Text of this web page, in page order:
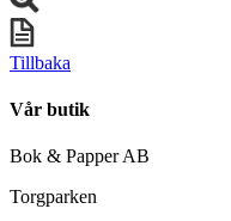
Tillbaka
Vår butik
Bok & Papper AB
Torgparken